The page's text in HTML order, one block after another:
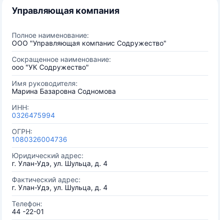
Управляющая компания
Полное наименование:
ООО "Управляющая компанис Содружество"
Сокращенное наименование:
ооо "УК Содружество"
Имя руководителя:
Марина Базаровна Содномова
ИНН:
0326475994
ОГРН:
1080326004736
Юридический адрес:
г. Улан-Удэ, ул. Шульца, д. 4
Фактический адрес:
г. Улан-Удэ, ул. Шульца, д. 4
Телефон:
44 -22-01